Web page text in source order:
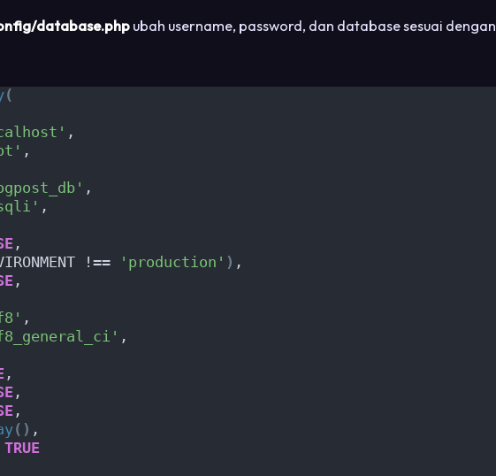
database.phpubah username, password, dan database sesuai dengan
(
,
,
,
,
,
!== 'production' ) ,
,
,
,
,
,
,
() ,
TRUE